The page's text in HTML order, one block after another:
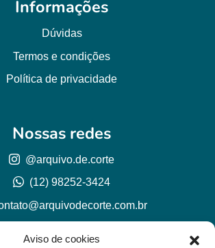
Aviso de cookies
Informações
Dúvidas
Termos e condições
Política de privacidade
Nossas redes
@arquivo.de.corte
(12) 98252-3424